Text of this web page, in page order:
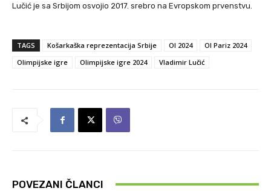
Lučić je sa Srbijom osvojio 2017. srebro na Evropskom prvenstvu.
TAGS Košarkaška reprezentacija Srbije OI 2024
OI Pariz 2024
Olimpijske igre
Olimpijske igre 2024 Vladimir Lučić
POVEZANI ČLANCI